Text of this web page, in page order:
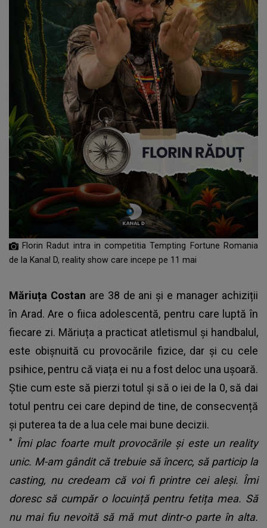
Florin Radut intra in competitia Tempting Fortune Romania
de la Kanal D, reality show care incepe pe 11 mai
Măriuța Costan are 38 de ani și e manager achiziții
în Arad. Are o fiica adolescentă, pentru care luptă în
fiecare zi. Măriuța a practicat atletismul și handbalul,
este obișnuită cu provocările fizice, dar și cu cele
psihice, pentru că viața ei nu a fost deloc una ușoară.
Știe cum este să pierzi totul și să o iei de la 0, să dai
totul pentru cei care depind de tine, de consecvență
și puterea ta de a lua cele mai bune decizii.
" Îmi plac foarte mult provocările și este un reality
unic. M-am gândit că trebuie să încerc, să particip la
casting, nu credeam că voi fi printre cei aleși. Îmi
doresc să cumpăr o locuință pentru fetița mea. Să
nu mai fiu nevoită să mă mut dintr-o parte în alta.